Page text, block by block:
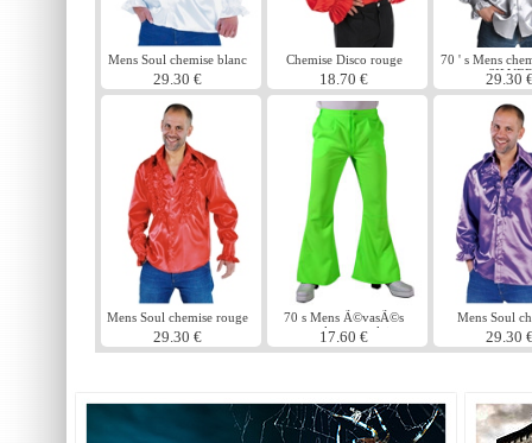
Mens Soul chemise blanc
29.30 €
Chemise Disco rouge
18.70 €
70 ' s Mens
SILVER
29.30
Mens Soul chemise rouge
29.30 €
70 s Mens Ã©vasÃ©s
pantalon vert clair
17.60 €
Mens Soul
mauve
29.30